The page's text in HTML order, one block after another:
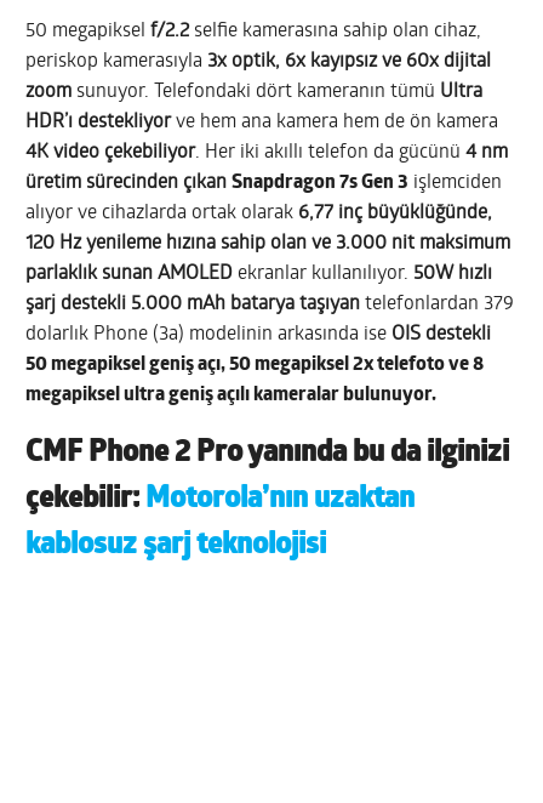
50 megapikself/2.2selfie kamerasına sahip olan cihaz,
periskop kamerasıyla 3x optik, 6x kayıpsız ve 60x dijital
zoom sunuyor. Telefondaki dört kameranın tümü Ultra
HDR’ı destekliyorve hem ana kamera hem de ön kamera
4K video çekebiliyor. Her iki akıllı telefon da gücünü4 nm
üretim sürecinden çıkan Snapdragon 7s Gen 3 işlemciden
alıyor ve cihazlarda ortak olarak 6,77 inç büyüklüğünde,
120 Hz yenileme hızına sahip olan ve 3.000 nit maksimum
parlaklık sunan AMOLED ekranlar kullanılıyor. 50W hızlı
şarj destekli 5.000 mAh batarya taşıyan telefonlardan 379
dolarlık Phone (3a) modelinin arkasında ise OIS destekli
50 megapiksel geniş açı, 50 megapiksel 2x telefoto ve 8
megapiksel ultra geniş açılı kameralar bulunuyor.
CMF Phone 2 Pro yanında bu da ilginizi
çekebilir: Motorola’nın uzaktan
kablosuz şarj teknolojisi